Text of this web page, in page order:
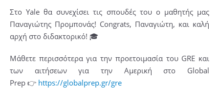
Στο Yale θα συνεχίσει τις σπουδές του ο μαθητής μας
Παναγιώτης Προμπονάς! Congrats, Παναγιώτη, και καλή
αρχή στο διδακτορικό! 🎓
Μάθετε περισσότερα για την προετοιμασία του GRE και
των αιτήσεων για την Αμερική στο Global
Prep 👉 https://globalprep.gr/gre